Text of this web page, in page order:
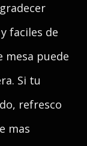
faciles de
mesa puede
Si tu
refresco
mas